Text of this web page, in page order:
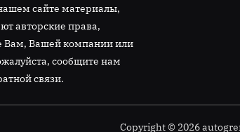
сайте материалы,
авторские права,
Вашей компании или
сообщите нам
связи.
Copyright © 2026